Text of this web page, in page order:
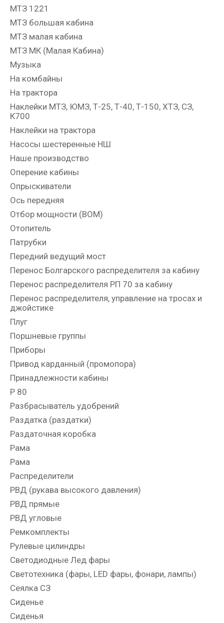
МТЗ 1221
МТЗ большая кабина
МТЗ малая кабина
МТЗ МК (Малая Кабина)
Музыка
На комбайны
На трактора
Наклейки МТЗ, ЮМЗ, Т-25, Т-40, Т-150, ХТЗ, СЗ,
К700
Наклейки на трактора
Насосы шестеренные НШ
Наше производство
Оперение кабины
Опрыскиватели
Ось передняя
Отбор мощности (ВОМ)
Отопитель
Патрубки
Передний ведущий мост
Перенос Болгарского распределителя за кабину
Перенос распределителя РП 70 за кабину
Перенос распределителя, управление на тросах и
джойстике
Плуг
Поршневые группы
Приборы
Привод карданный (промопора)
Принадлежности кабины
Р 80
Разбрасыватель удобрений
Раздатка (раздатки)
Раздаточная коробка
Рама
Рама
Распределители
РВД (рукава высокого давления)
РВД прямые
РВД угловые
Ремкомплекты
Рулевые цилиндры
Светодиодные Лед фары
Светотехника (фары, LED фары, фонари, лампы)
Сеялка СЗ
Сиденье
Сиденья